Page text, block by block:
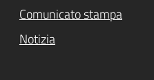
Comunicato stampa
Notizia